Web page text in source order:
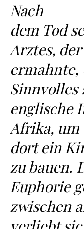
Nach
dem Tod
Arztes,
ermahnte,
Sinnvolles
englische
Afrika, um
dort ein
zu bauen.
Euphorie
zwischen